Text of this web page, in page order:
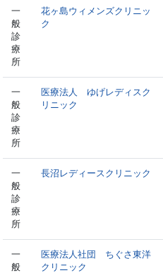
一
般
診
療
所
花ヶ島ウィメンズクリニッ
ク
一
般
診
療
所
医療法人 ゆげレディスク
リニック
一
般
診
療
所
長沼レディースクリニック
一
般
医療法人社団 ちぐさ東洋
クリニック